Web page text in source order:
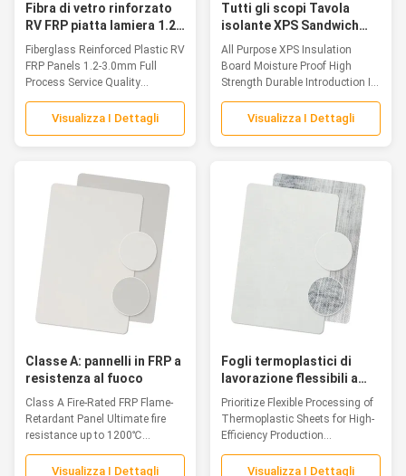
Fibra di vetro rinforzato
RV FRP piatta lamiera 1.2-
3.0mm Garanzia di qualità
del servizio di processo
completo
Fiberglass Reinforced Plastic RV
FRP Panels 1.2-3.0mm Full
Process Service Quality
Guarantee...
Visualizza I Dettagli
Tutti gli scopi Tavola
isolante XPS Sandwich
Core Proof di umidità Alta
resistenza Durable
All Purpose XPS Insulation
Board Moisture Proof High
Strength Durable Introduction In
scenarios...
Visualizza I Dettagli
Classe A: pannelli in FRP a
resistenza al fuoco
Class A Fire-Rated FRP Flame-
Retardant Panel Ultimate fire
resistance up to 1200℃
Introduction As...
Visualizza I Dettagli
Fogli termoplastici di
lavorazione flessibili a
trama liscia Fogli Cfrt per
la produzione ad alta
efficienza
Prioritize Flexible Processing of
Thermoplastic Sheets for High-
Efficiency Production...
Visualizza I Dettagli